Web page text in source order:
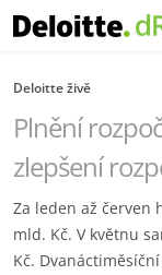
Deloitte živě
Plnění
zlepšení
Za leden až červen
mld. Kč. V květnu
Kč.